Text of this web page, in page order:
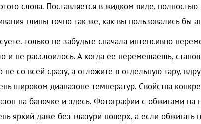
слова. Поставляется в жидком виде,
глины точно так же, как вы пользовались бы
только не забудьте сначала интенсивно
и не расслоилось. А когда ее перемешаешь,
не со всей сразу, а отложите в отдельную тару,
широком диапазоне температур. Свойства
на баночке и здесь. Фотографии с обжигами на
яркий даже без глазури поверх, а если